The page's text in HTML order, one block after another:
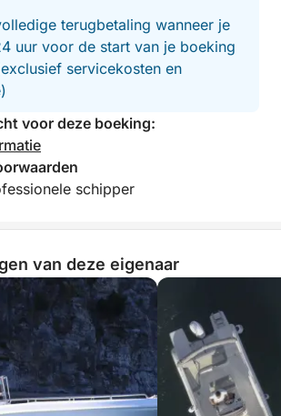
en strandhanddoeken, voor een
ervaring.
voor stellen, gezinnen of kleine
Amalfikust vanaf het water willen
ontspannen en
terugbetaling wanneer je
uur voor de start van je boeking
servicekosten en
voor deze boeking:
schipper
van deze eigenaar